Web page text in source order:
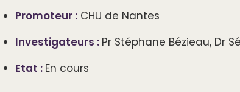
Promoteur : CHU de Nantes
Investigateurs : Pr Stéphane Bézieau, Dr
Etat : En cours